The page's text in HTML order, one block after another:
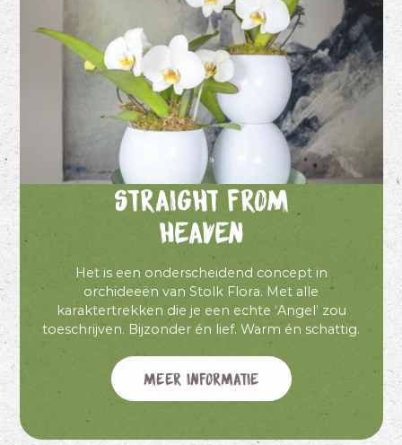
Straight from
Heaven
Het is een onderscheidend concept in
orchideeën van Stolk Flora. Met alle
karaktertrekken die je een echte ‘Angel’ zou
toeschrijven. Bijzonder én lief. Warm én schattig.
Meer informatie